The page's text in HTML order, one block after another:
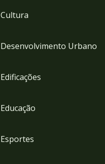
Cultura
Desenvolvimento Urbano
Edificações
Educação
Esportes